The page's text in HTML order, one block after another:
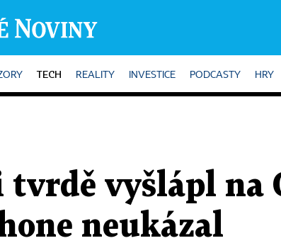
TECH REALITY INVESTICE PODCASTY HRY
tvrdě vyšlápl na
neukázal